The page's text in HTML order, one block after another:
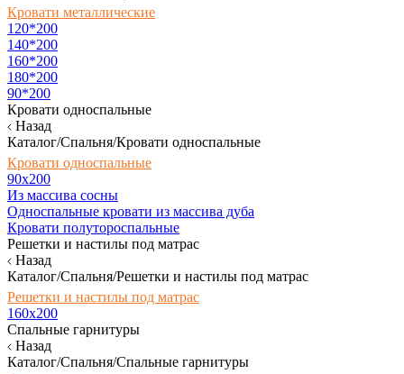
Кровати металлические
120*200
140*200
160*200
180*200
90*200
Кровати односпальные
Назад
Каталог/Спальня/Кровати односпальные
Кровати односпальные
90х200
Из массива сосны
Односпальные кровати из массива дуба
Кровати полутороспальные
Решетки и настилы под матрас
Назад
Каталог/Спальня/Решетки и настилы под матрас
Решетки и настилы под матрас
160х200
Спальные гарнитуры
Назад
Каталог/Спальня/Спальные гарнитуры